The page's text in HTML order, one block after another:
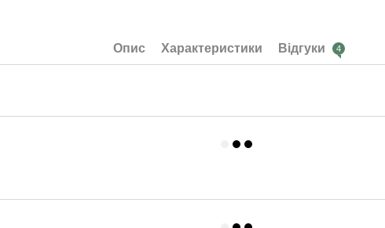
Опис Характеристики Відгуки 4